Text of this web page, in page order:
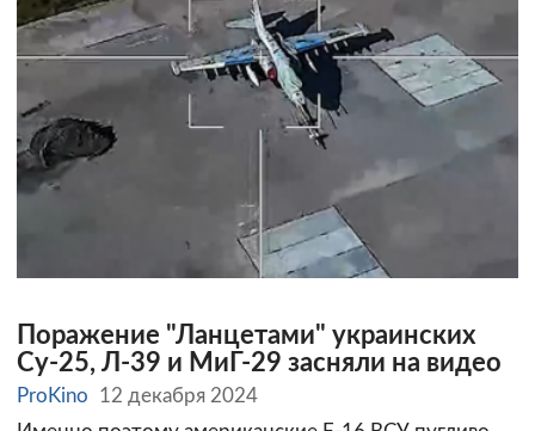
Поражение "Ланцетами" украинских
Су-25, Л-39 и МиГ-29 засняли на видео
ProKino
12 декабря 2024